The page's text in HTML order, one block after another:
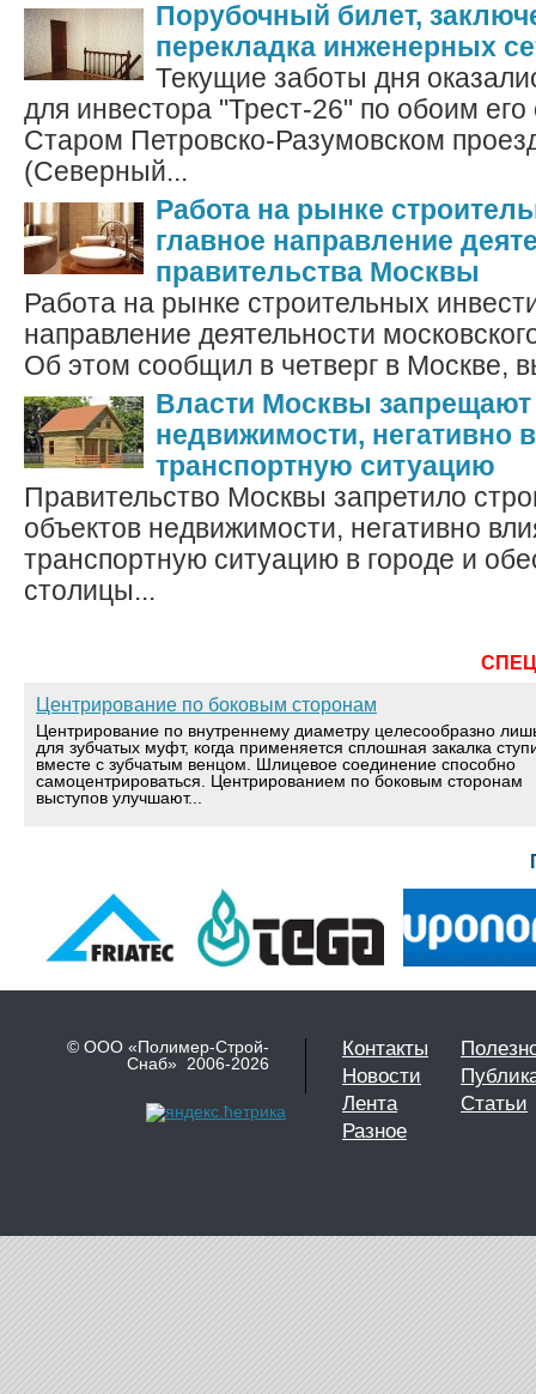
Порубочный билет,
перекладка инженерных
Текущие заботы дня
для инвестора "Трест-26" по обоим
Старом Петровско-Разумовском
(Северный...
Работа на рынке
главное направление
правительства Москвы
Работа на рынке строительных
направление деятельности
Об этом сообщил в четверг в Москве,
Власти Москвы запрещают
недвижимости, негативно
транспортную ситуацию
Правительство Москвы запретило
объектов недвижимости, негативно
транспортную ситуацию в городе и
столицы...
Центрирование по боковым сторонам
Центрирование по внутреннему диаметру целесообразно
для зубчатых муфт, когда применяется сплошная закалка
вместе с зубчатым венцом. Шлицевое соединение способно
самоцентрироваться. Центрированием по боковым сторонам
выступов улучшают...
© ООО «Полимер-Строй-
Снаб» 2006-2026
Контакты
Новости
Лента
Статьи
Разное